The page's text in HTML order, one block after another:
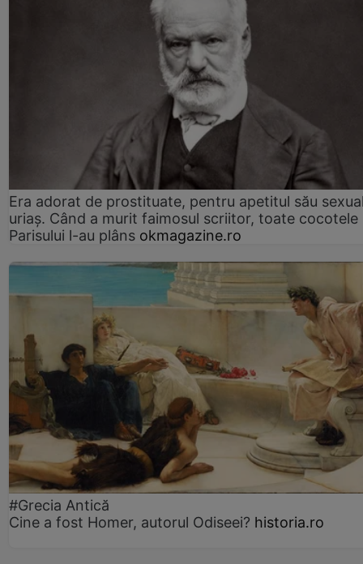
Era adorat de prostituate, pentru apetitul său
uriaș. Când a murit faimosul scriitor, toate cocotele
Parisului l-au plâns okmagazine.ro
#Grecia Antică
Cine a fost Homer, autorul Odiseei? historia.ro